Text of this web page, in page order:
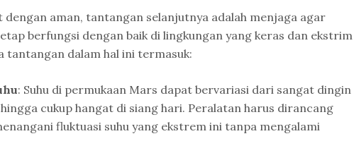
dengan aman, tantangan selanjutnya adalah menjaga agar
berfungsi dengan baik di lingkungan yang keras dan ekstrim
tantangan dalam hal ini termasuk:
: Suhu di permukaan Mars dapat bervariasi dari sangat dingin
cukup hangat di siang hari. Peralatan harus dirancang
fluktuasi suhu yang ekstrem ini tanpa mengalami